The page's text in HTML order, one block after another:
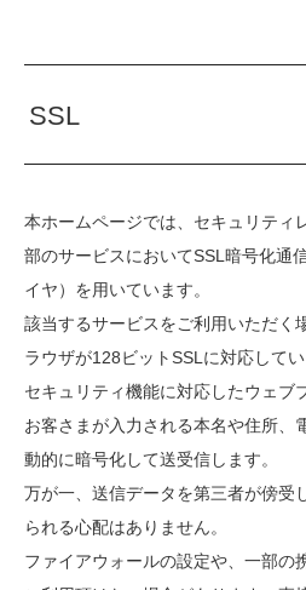
SSL
本ホームページでは、セキュリティ
部のサービスにおいてSSL暗号化通
イヤ）を用いています。
該当するサービスをご利用いただく
ラウザが128ビットSSLに対応して
セキュリティ機能に対応したウェブ
お客さまが入力される本名や住所、
動的に暗号化して送受信します。
万が一、送信データを第三者が傍受
られる心配はありません。
ファイアウォールの設定や、一部の